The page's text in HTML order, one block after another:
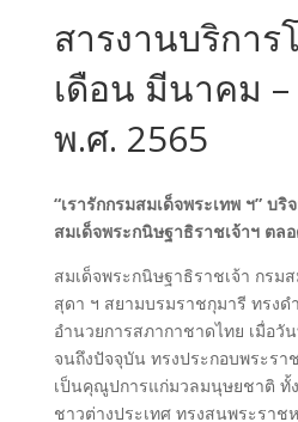
สารงานบริกา
เดือน มีนาคม
พ.ศ. 2565
“เรารักกรมสมเด็จพระเทพ ฯ” บ
สมเด็จพระกนิษฐาธิราชเจ้าฯ ตล
สมเด็จพระกนิษฐาธิราชเจ้า กรม
สุดา ฯ สยามบรมราชกุมารี ทรงด
อำนวยการสภากาชาดไทย เมื่อวั
จนถึงปัจจุบัน ทรงประกอบพระร
เป็นคุณูปการแก่มวลมนุษยชาติ ทั้
ชาวต่างประเทศ ทรงสนพระราช